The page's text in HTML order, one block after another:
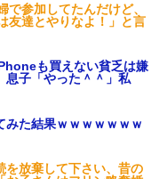
参加してたんだけど、
友達とやりなよ！」と言
も買えない貧乏は嫌
息子「やった＾＾」私
た結果ｗｗｗｗｗｗｗ
放棄して下さい、昔の